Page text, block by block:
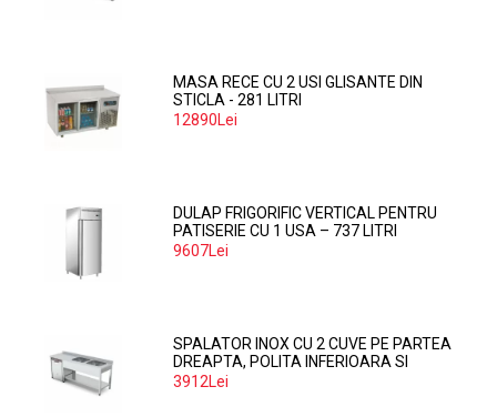
MASA RECE CU 2 USI GLISANTE DIN
STICLA - 281 LITRI
12890Lei
DULAP FRIGORIFIC VERTICAL PENTRU
PATISERIE CU 1 USA – 737 LITRI
9607Lei
SPALATOR INOX CU 2 CUVE PE PARTEA
DREAPTA, POLITA INFERIOARA SI
SPATIU MASINA SPALAT 160*70*85
3912Lei